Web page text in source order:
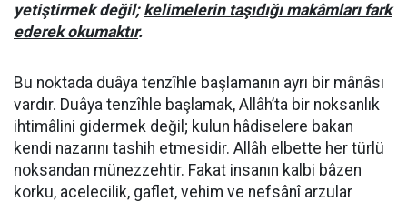
yetiştirmek değil; kelimelerin taşıdığı makâmları fark
ederek okumaktır.
Bu noktada duâya tenzîhle başlamanın ayrı bir mânâsı
vardır. Duâya tenzîhle başlamak, Allâh’ta bir noksanlık
ihtimâlini gidermek değil; kulun hâdiselere bakan
kendi nazarını tashih etmesidir. Allâh elbette her türlü
noksandan münezzehtir. Fakat insanın kalbi bâzen
korku, acelecilik, gaflet, vehim ve nefsânî arzular